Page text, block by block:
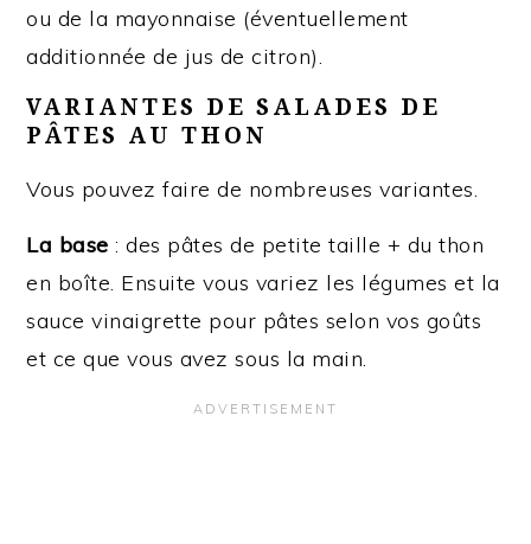
ou de la mayonnaise (éventuellement
additionnée de jus de citron).
VARIANTES DE SALADES DE
PÂTES AU THON
Vous pouvez faire de nombreuses variantes.
La base : des pâtes de petite taille + du thon
en boîte. Ensuite vous variez les légumes et la
sauce vinaigrette pour pâtes selon vos goûts
et ce que vous avez sous la main.